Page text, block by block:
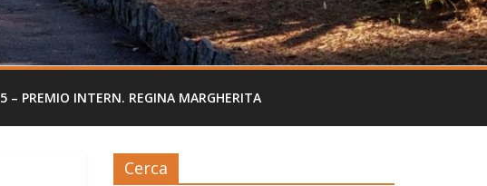
5 – PREMIO INTERN. REGINA MARGHERITA
Cerca